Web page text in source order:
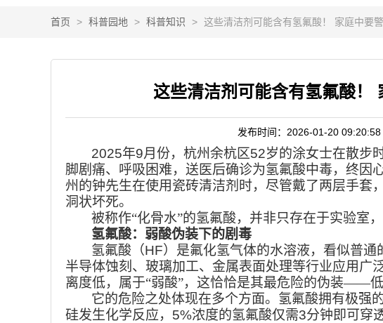
首页 > 科普园地 > 科普知识 > 这些清洁剂可能含有氢氟酸！ 家庭中要
这些清洁剂可能含有氢氟酸！
发布时间：2026-01-20
2025年9月份，杭州余杭区52岁的涂女士在散步
脚剧痛、呼吸困难，送医后确诊为氢氟酸中毒，终因
州的钟先生在使用瓷砖清洁剂时，尽管戴了两层手套
洞状坏死。
被称作“化骨水”的氢氟酸，并非只存在于实验室
氢氟酸：弱酸伪装下的剧毒
氢氟酸（HF）是氟化氢气体的水溶液，看似普
半导体蚀刻、玻璃加工、金属表面处理等行业应用广
离度低，属于“弱酸”，这恰恰是其最危险的伪装——
它的危险之处体现在多个方面。氢氟酸拥有极强
硅发生化学反应， 5%浓度的氢氟酸仅需3分钟即可穿